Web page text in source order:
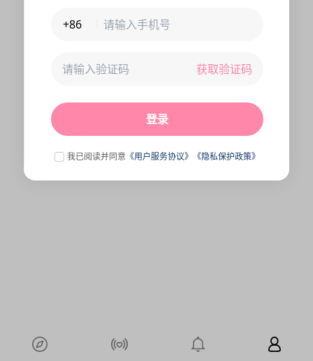
+86
获取验证码
登录
我已阅读并同意 《用户服务协议》 《隐私保护政策》
未连接到服务器,刷新一下试试